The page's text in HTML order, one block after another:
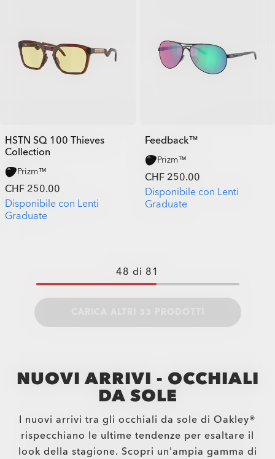
HSTN SQ 100 Thieves
Collection
Prizm™
CHF 250.00
Disponibile con Lenti
Graduate
Feedback™
Prizm™
CHF 250.00
Disponibile con Lenti
Graduate
48 di 81
NUOVI ARRIVI - OCCHIALI
DA SOLE
I nuovi arrivi tra gli occhiali da sole di Oakley®
rispecchiano le ultime tendenze per esaltare il
look della stagione. Scopri un'ampia gamma di